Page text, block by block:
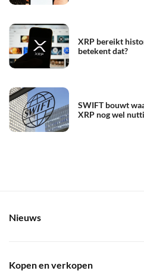
XRP bereikt
betekent dat?
SWIFT bouwt
XRP nog wel
Nieuws
Kopen en verkopen